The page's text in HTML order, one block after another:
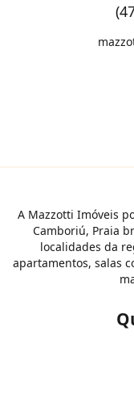
A Mazzotti Imóveis
Camboriú, Praia
localidades da
apartamentos, salas